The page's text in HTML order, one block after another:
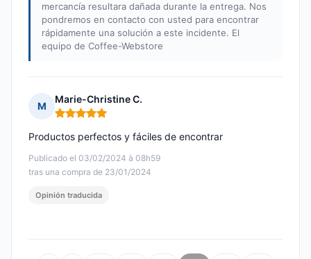
mercancía resultara dañada durante la entrega. Nos
pondremos en contacto con usted para encontrar
rápidamente una solución a este incidente. El
equipo de Coffee-Webstore
M
Marie-Christine C.
Nota: 5 de 5
Publicado el 03/02/2024 à 08h59
tras una compra de 23/01/2024
Productos perfectos y fáciles de encontrar
Opinión traducida